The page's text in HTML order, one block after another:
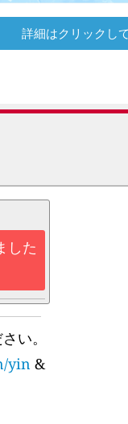
詳細はクリックし
した
い。
yin &